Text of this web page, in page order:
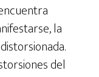
la
del